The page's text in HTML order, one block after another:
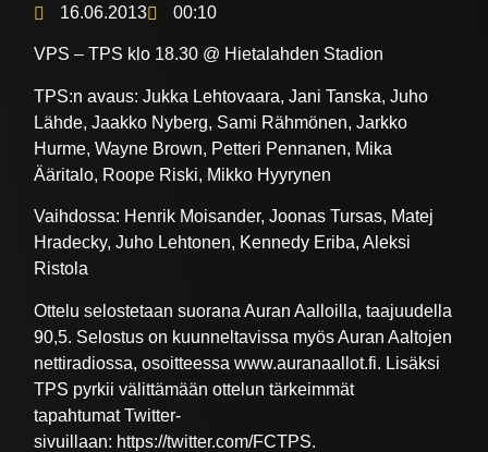
16.06.2013 00:10
VPS – TPS klo 18.30 @ Hietalahden Stadion
TPS:n avaus: Jukka Lehtovaara, Jani Tanska, Juho
Lähde, Jaakko Nyberg, Sami Rähmönen, Jarkko
Hurme, Wayne Brown, Petteri Pennanen, Mika
Ääritalo, Roope Riski, Mikko Hyyrynen
Vaihdossa: Henrik Moisander, Joonas Tursas, Matej
Hradecky, Juho Lehtonen, Kennedy Eriba, Aleksi
Ristola
Ottelu selostetaan suorana Auran Aalloilla, taajuudella
90,5. Selostus on kuunneltavissa myös Auran Aaltojen
nettiradiossa, osoitteessa www.auranaallot.fi. Lisäksi
TPS pyrkii välittämään ottelun tärkeimmät
tapahtumat Twitter-
sivuillaan: https://twitter.com/FCTPS.